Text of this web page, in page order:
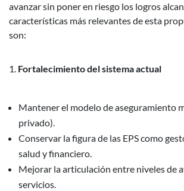
avanzar sin poner en riesgo los logros
características más relevantes de esta
son:
Fortalecimiento del sistema actual
Mantener el modelo de aseguramiento
privado).
Conservar la figura de las EPS como
salud y financiero.
Mejorar la articulación entre niveles de
servicios.